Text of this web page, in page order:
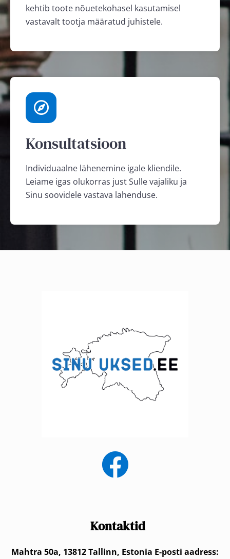
kehtib toote nõuetekohasel kasutamisel
vastavalt tootja määratud juhistele.
Konsultatsioon
Individuaalne lähenemine igale kliendile.
Leiame igas olukorras just Sulle vajaliku ja
Sinu soovidele vastava lahenduse.
Kontaktid
Mahtra 50a, 13812 Tallinn, Estonia E-posti aadress: